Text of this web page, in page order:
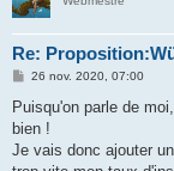
Re:
M
s
a
g
26 nov. 2020, 07:00
Puisqu'on parle de
bien !
Je vais donc ajouter